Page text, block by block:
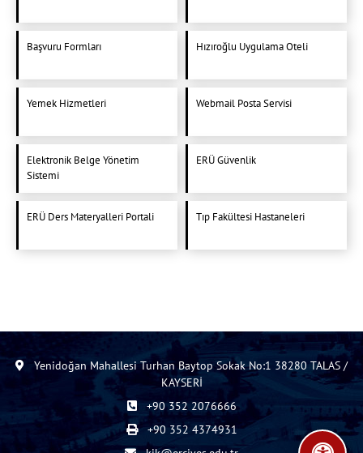
Başvuru Formları Hızıroğlu Uygulama Oteli
Yemek Hizmetleri Webmail Posta Servisi
Elektronik Belge Yönetim
Sistemi
ERÜ Güvenlik
ERÜ Ders Materyalleri Portali Tıp Fakültesi Hastaneleri
Yenidoğan Mahallesi Turhan Baytop Sokak No:1 38280 TALAS /
KAYSERİ
+90 352 2076666
+90 352 4374931